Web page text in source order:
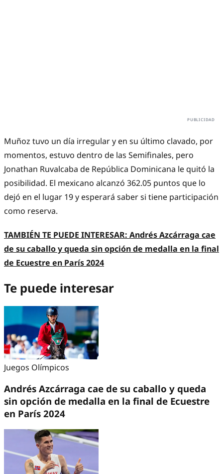
Muñoz tuvo un día irregular y en su último clavado, por
momentos, estuvo dentro de las Semifinales, pero
Jonathan Ruvalcaba de República Dominicana le quitó la
posibilidad. El mexicano alcanzó 362.05 puntos que lo
dejó en el lugar 19 y esperará saber si tiene participación
como reserva.
TAMBIÉN TE PUEDE INTERESAR: Andrés Azcárraga cae
de su caballo y queda sin opción de medalla en la final
de Ecuestre en París 2024
Te puede interesar
Juegos Olímpicos
Andrés Azcárraga cae de su caballo y queda
sin opción de medalla en la final de Ecuestre
en París 2024